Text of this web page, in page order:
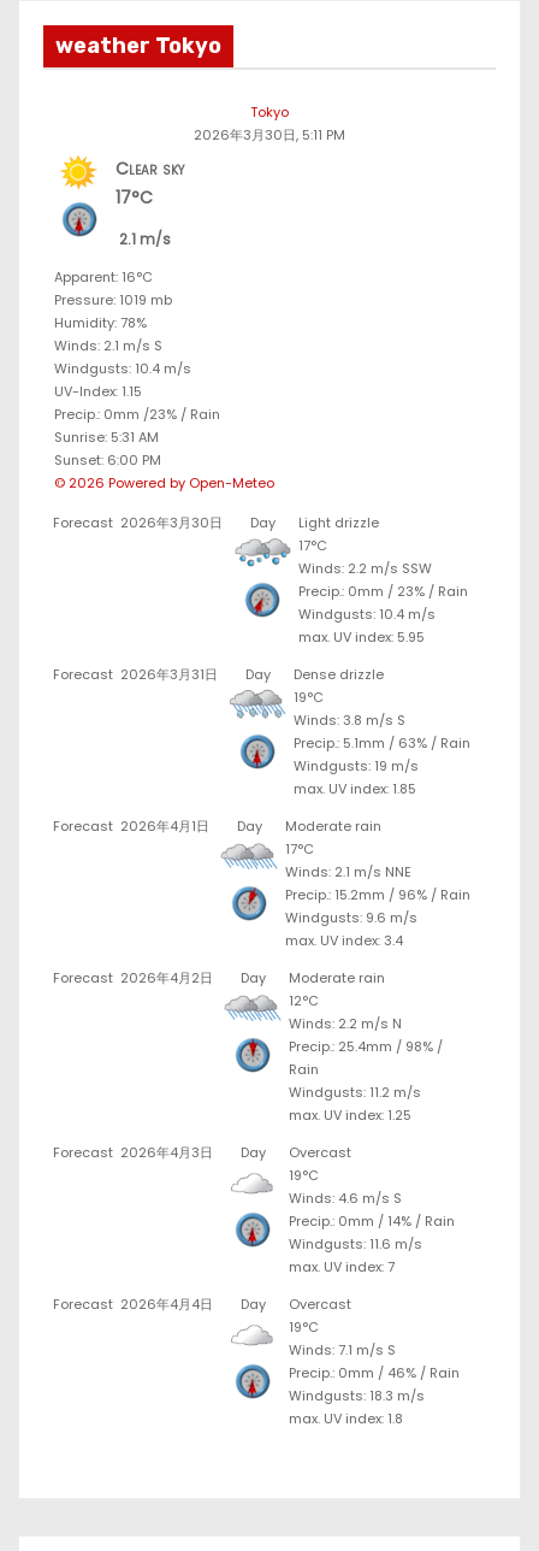
weather Tokyo
Tokyo
2026年3月30日, 5:11 PM
Clear sky
17°C
2.1 m/s
Apparent: 16°C
Pressure: 1019 mb
Humidity: 78%
Winds: 2.1 m/s S
Windgusts: 10.4 m/s
UV-Index: 1.15
Precip.: 0mm /23% / Rain
Sunrise: 5:31 AM
Sunset: 6:00 PM
© 2026 Powered by Open-Meteo
Forecast 2026年3月30日 Day
Light drizzle
17°C
Winds: 2.2 m/s SSW
Precip.: 0mm / 23% / Rain
Windgusts: 10.4 m/s
max. UV index: 5.95
Forecast 2026年3月31日 Day
Dense drizzle
19°C
Winds: 3.8 m/s S
Precip.: 5.1mm / 63% / Rain
Windgusts: 19 m/s
max. UV index: 1.85
Forecast 2026年4月1日 Day
Moderate rain
17°C
Winds: 2.1 m/s NNE
Precip.: 15.2mm / 96% / Rain
Windgusts: 9.6 m/s
max. UV index: 3.4
Forecast 2026年4月2日 Day
Moderate rain
12°C
Winds: 2.2 m/s N
Precip.: 25.4mm / 98% /
Rain
Windgusts: 11.2 m/s
max. UV index: 1.25
Forecast 2026年4月3日 Day
Overcast
19°C
Winds: 4.6 m/s S
Precip.: 0mm / 14% / Rain
Windgusts: 11.6 m/s
max. UV index: 7
Forecast 2026年4月4日 Day
Overcast
19°C
Winds: 7.1 m/s S
Precip.: 0mm / 46% / Rain
Windgusts: 18.3 m/s
max. UV index: 1.8